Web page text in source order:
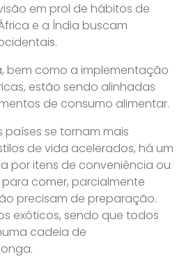
em prol de hábitos de
e a Índia buscam
bem como a implementação
estão sendo alinhadas
de consumo alimentar.
países se tornam mais
de vida acelerados, há um
por itens de conveniência ou
comer, parcialmente
precisam de preparação.
exóticos, sendo que todos
cadeia de